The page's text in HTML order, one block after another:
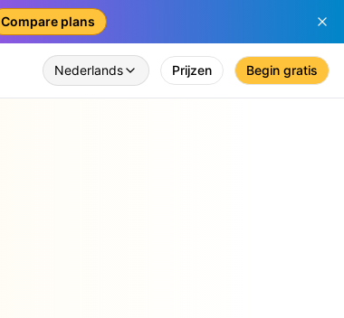
Compare plans
Nederlands Prijzen Begin gratis